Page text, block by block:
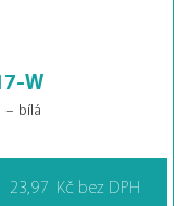
W
– bílá
23,97 Kč bez DPH